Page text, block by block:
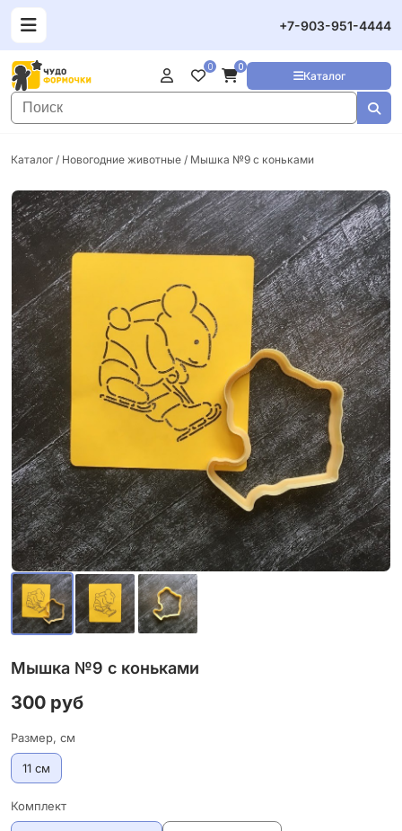
+7-903-951-4444
Каталог
0 0
Каталог / Новогодние животные / Мышка №9 с коньками
Мышка №9 с коньками
300 руб
Размер, см
11 см
Комплект